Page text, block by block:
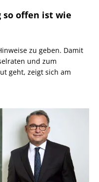
so offen ist wie
zu geben. Damit
geht, zeigt sich am